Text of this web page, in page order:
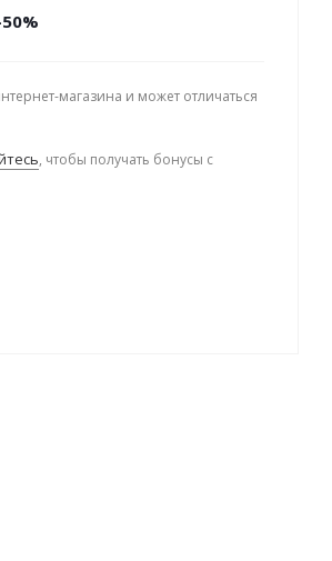
магазина и может отличаться
, чтобы получать бонусы с